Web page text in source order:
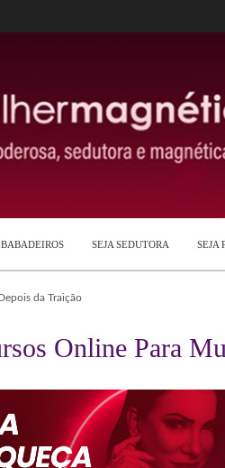
SEJA SEDUTORA SEJA
da Traição
Online Para